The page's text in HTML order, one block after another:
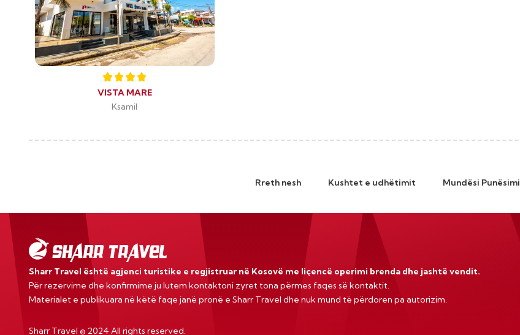
VISTA MARE
Ksamil
Rreth nesh Kushtet e udhëtimit Mundësi Punësimi
Sharr Travel është agjenci turistike e regjistruar në Kosovë me liçencë operimi brenda dhe jashtë vendit.
Për rezervime dhe konfirmime ju lutem kontaktoni zyret tona përmes faqes së kontaktit.
Materialet e publikuara në këtë faqe janë pronë e Sharr Travel dhe nuk mund të përdoren pa autorizim.
Sharr Travel © 2024 All rights reserved.